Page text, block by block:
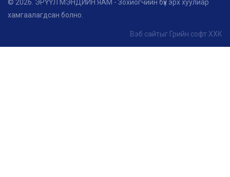
© 2026. ЭРҮҮЛ МЭНДИЙН ЯАМ - Зохиогчийн бүх эрх хуулиар
хамгаалагдсан болно.
Вэб сайтыг Грийн софт ХХК